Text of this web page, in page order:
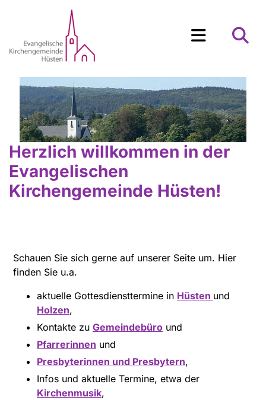
Herzlich willkommen in der
Evangelischen
Kirchengemeinde Hüsten!
Schauen Sie sich gerne auf unserer Seite um. Hier
finden Sie u.a.
aktuelle Gottesdiensttermine in Hüsten und
Holzen,
Kontakte zu Gemeindebüro und
Pfarrerinnen und
Presbyterinnen und Presbytern,
Infos und aktuelle Termine, etwa der
Kirchenmusik,